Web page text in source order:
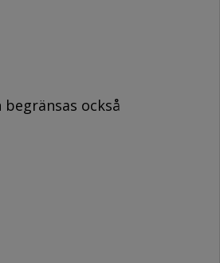
också